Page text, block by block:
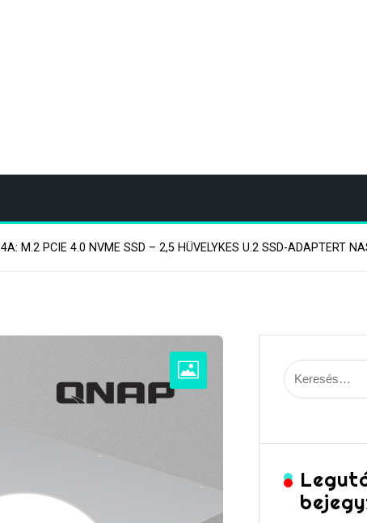
M.2 PCIE 4.0 NVME SSD – 2,5 HÜVELYKES U.2 SSD-ADAPTERT
Keresés: